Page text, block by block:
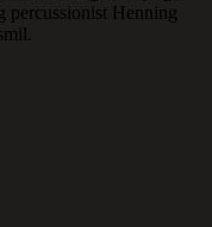
percussionist Henning